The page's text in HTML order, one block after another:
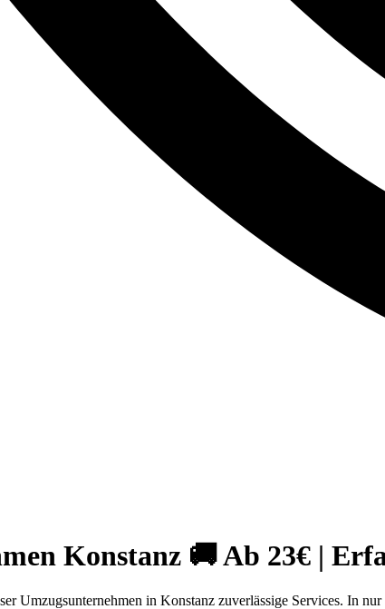
Konstanz 🚚 Ab 23€ |
Umzugsunternehmen in Konstanz zuverlässige Services. In